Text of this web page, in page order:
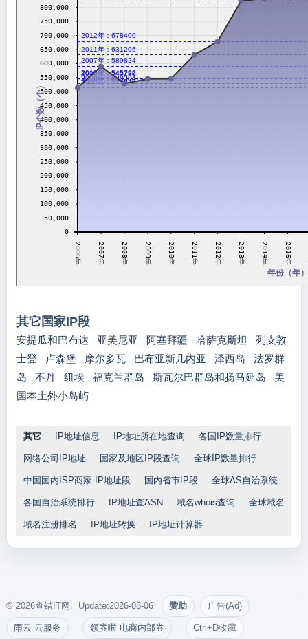
2006年：514048
2007年：589824
2008年：528384
2009年：545280
2010年：545792
2011年：631296
2012年：678400
0
50,000
100,000
150,000
200,000
250,000
300,000
350,000
400,000
450,000
500,000
550,000
600,000
650,000
700,000
750,000
800,000
2006年 2007年 2008年 2009年 2010年 2011年 2012年 2013年 2014年 2016年
年份（年）
IP个数（个）
其它国家IP段
安提瓜和巴布达 亚美尼亚 阿塞拜疆 哈萨克斯坦
列支敦
士登
卢森堡 摩尔多瓦 巴布亚新几内亚 泽西岛
法罗群
岛
不丹 纽埃 福克兰群岛 斯瓦尔巴群岛和扬马延岛
美
国本土外小岛屿
其它 IP地址信息 IP地址所在地查询 各国IP数量排行
网络公司IP地址 国家及地区IP段查询 全球IP数量排行
中国国内ISP商家 IP地址段 国内省市IP段 全球AS自治系统
各国自治系统排行 IP地址查ASN 域名whois查询 全球域名
域名注册排名 IP地址转换 IP地址计算器
© 2026查错IT网. Update:2026-08-06 赞助 广告(Ad)
雨云 云服务 领券啦 电商内部券 Ctrl+D收藏